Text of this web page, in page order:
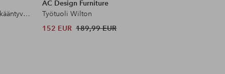
Flynn kirjoituspöytätuoli kaasulift kääntyvä käsinojalla istuinkorkeus 46-56, 5 cm
AC Design Furniture
Työtuoli Wilton
152 EUR 189,99 EUR